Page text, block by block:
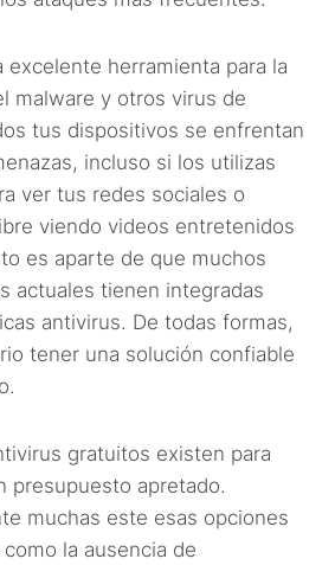
excelente herramienta para la
malware y otros virus de
tus dispositivos se enfrentan
incluso si los utilizas
ver tus redes sociales o
viendo videos entretenidos
es aparte de que muchos
actuales tienen integradas
antivirus. De todas formas,
tener una solución confiable
gratuitos existen para
presupuesto apretado.
muchas este esas opciones
la ausencia de